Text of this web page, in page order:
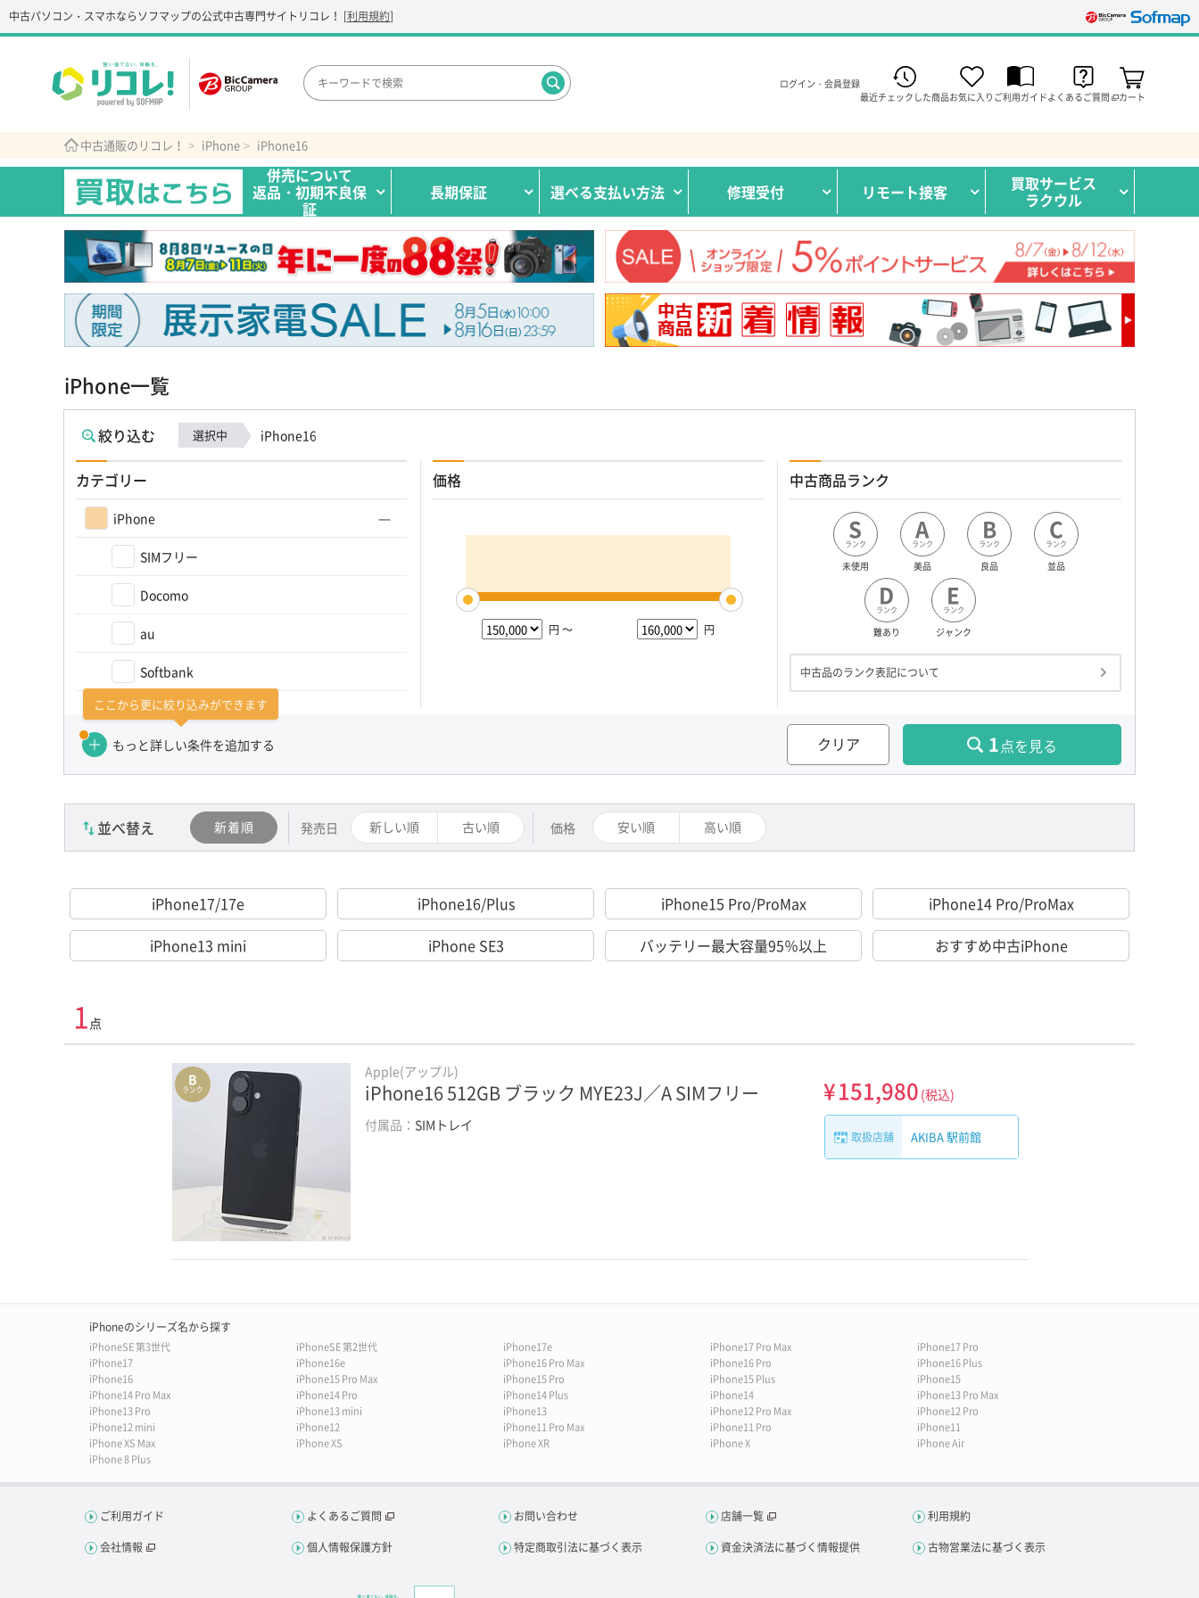
中古パソコン・スマホならソフマップの公式中古専門サイト リコレ！ [利用規約]
ログイン・会員登録
最近チェックした商品お気に入り ご利用ガイドよくあるご質問 カート
中古通販のリコレ！ iPhone iPhone16
併売について
返品・初期不良保
証
長期保証 選べる支払い方法 修理受付 リモート接客 買取サービス
ラクウル
iPhone一覧
絞り込む 選択中 iPhone16
カテゴリー
iPhone
SIMフリー
Docomo
au
Softbank
カテゴリーを選び直す（かんたん検索）
価格
円 ～ 円
中古商品ランク
S
ランク
未使用
A
ランク
美品
B
ランク
良品
C
ランク
並品
D
ランク
難あり
E
ランク
ジャンク
中古品のランク表記について
ここから更に絞り込みができます
もっと詳しい条件を追加する クリア 1点を見る
並べ替え 新着順 発売日 新しい順 古い順 価格 安い順 高い順
iPhone17/17e iPhone16/Plus iPhone15 Pro/ProMax
iPhone14 Pro/ProMax
iPhone13 mini
iPhone SE3 バッテリー最大容量95％以上 おすすめ中古iPhone
1 点
B
ランク
Apple(アップル)
iPhone16 512GB ブラック MYE23J／A SIMフリー
付属品： SIMトレイ
¥151,980 (税込)
取扱店舗 AKIBA 駅前館
iPhoneのシリーズ名から探す
iPhoneSE 第3世代 iPhoneSE 第2世代 iPhone17e iPhone17 Pro Max
iPhone17 Pro
iPhone17
iPhone16e iPhone16 Pro Max iPhone16 Pro
iPhone16 Plus
iPhone16
iPhone15 Pro Max iPhone15 Pro iPhone15 Plus
iPhone15
iPhone14 Pro Max
iPhone14 Pro iPhone14 Plus iPhone14
iPhone13 Pro Max
iPhone13 Pro
iPhone13 mini iPhone13 iPhone12 Pro Max
iPhone12 Pro
iPhone12 mini
iPhone12 iPhone11 Pro Max iPhone11 Pro
iPhone11
iPhone XS Max
iPhone XS iPhone XR iPhone X
iPhone Air
iPhone 8 Plus
ご利用ガイド よくあるご質問 お問い合わせ 店舗一覧
利用規約
会社情報
個人情報保護方針 特定商取引法に基づく表示 資金決済法に基づく情報提供 古物営業法に基づく表示